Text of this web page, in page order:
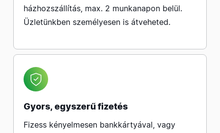
házhozszállítás, max. 2 munkanapon belül.
Üzletünkben személyesen is átveheted.
Gyors, egyszerű fizetés
Fizess kényelmesen bankkártyával, vagy